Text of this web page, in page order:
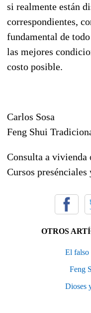
si realmente están
correspondientes,
fundamental de
las mejores
costo posible.
Carlos Sosa
Feng Shui
Consulta a vivienda
Cursos presénciales
OTROS
El falso
Feng
Dioses